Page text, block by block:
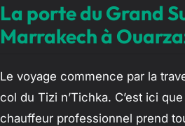
La porte du Grand
Marrakech à
Le voyage commence par la
col du Tizi n’Tichka. C’est ici que
chauffeur professionnel prend